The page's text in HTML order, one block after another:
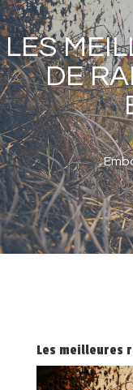
LES
DE
Les meilleures